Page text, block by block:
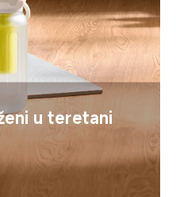
u teretani